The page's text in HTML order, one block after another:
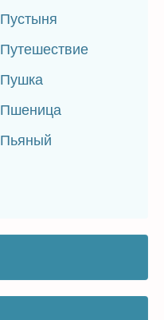
Пустыня
Путешествие
Пушка
Пшеница
Пьяный